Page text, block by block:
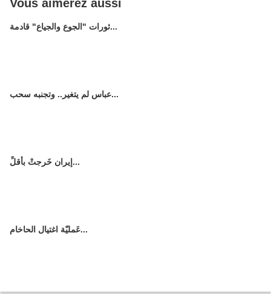
Vous aimerez aussi
ثورات "الجوع والجياع" قادمة...
عباس لم يتغير.. وتجنبه سحب...
إيران خَرجتْ بأقلِّ...
عَمليّة اغتيال الحاخام...